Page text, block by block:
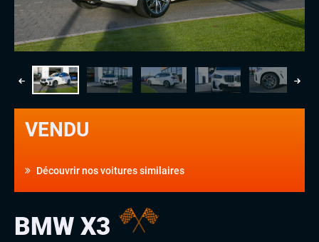
VENDU
Découvrir nos voitures similaires
BMW X3